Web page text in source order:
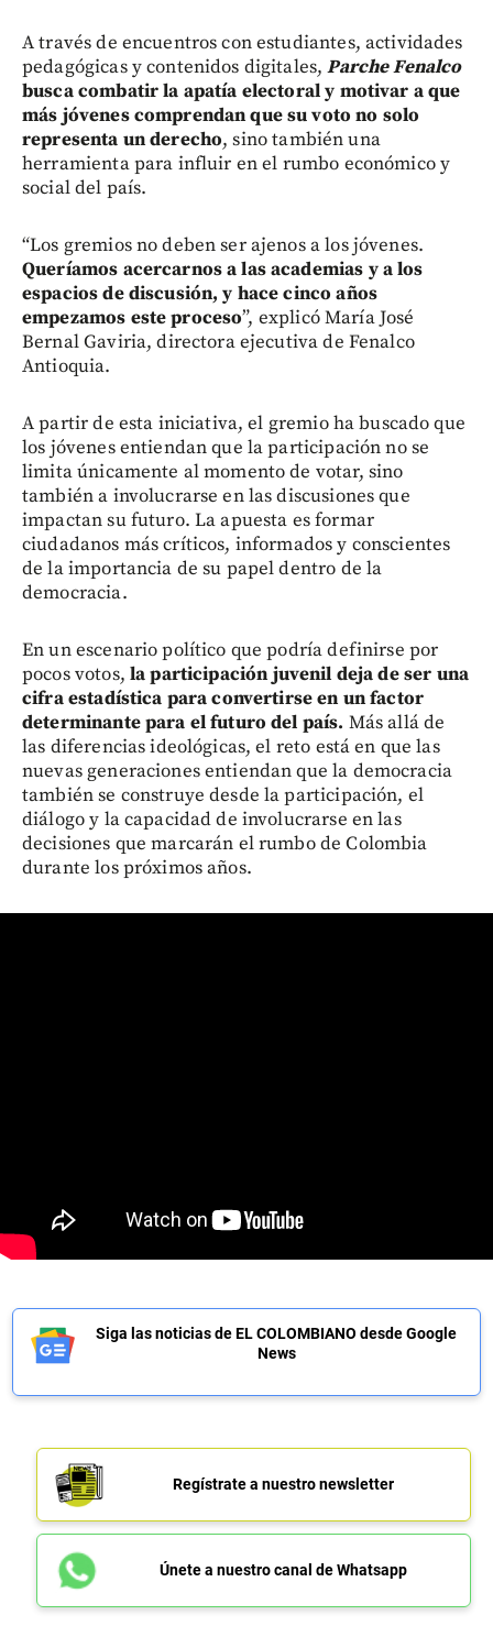
A través de encuentros con estudiantes, actividades
pedagógicas y contenidos digitales, Parche Fenalco
busca combatir la apatía electoral y motivar a que
más jóvenes comprendan que su voto no solo
representa un derecho, sino también una
herramienta para influir en el rumbo económico y
social del país.
“Los gremios no deben ser ajenos a los jóvenes.
Queríamos acercarnos a las academias y a los
espacios de discusión, y hace cinco años
empezamos este proceso”, explicó María José
Bernal Gaviria, directora ejecutiva de Fenalco
Antioquia.
A partir de esta iniciativa, el gremio ha buscado que
los jóvenes entiendan que la participación no se
limita únicamente al momento de votar, sino
también a involucrarse en las discusiones que
impactan su futuro. La apuesta es formar
ciudadanos más críticos, informados y conscientes
de la importancia de su papel dentro de la
democracia.
En un escenario político que podría definirse por
pocos votos, la participación juvenil deja de ser una
cifra estadística para convertirse en un factor
determinante para el futuro del país. Más allá de
las diferencias ideológicas, el reto está en que las
nuevas generaciones entiendan que la democracia
también se construye desde la participación, el
diálogo y la capacidad de involucrarse en las
decisiones que marcarán el rumbo de Colombia
durante los próximos años.
Siga las noticias de EL COLOMBIANO desde Google
News
Regístrate a nuestro newsletter
Únete a nuestro canal de Whatsapp